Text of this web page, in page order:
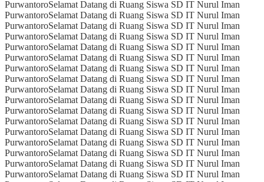
PurwantoroSelamat Datang di Ruang Siswa SD IT Nurul Iman
PurwantoroSelamat Datang di Ruang Siswa SD IT Nurul Iman
PurwantoroSelamat Datang di Ruang Siswa SD IT Nurul Iman
PurwantoroSelamat Datang di Ruang Siswa SD IT Nurul Iman
PurwantoroSelamat Datang di Ruang Siswa SD IT Nurul Iman
PurwantoroSelamat Datang di Ruang Siswa SD IT Nurul Iman
PurwantoroSelamat Datang di Ruang Siswa SD IT Nurul Iman
PurwantoroSelamat Datang di Ruang Siswa SD IT Nurul Iman
PurwantoroSelamat Datang di Ruang Siswa SD IT Nurul Iman
PurwantoroSelamat Datang di Ruang Siswa SD IT Nurul Iman
PurwantoroSelamat Datang di Ruang Siswa SD IT Nurul Iman
PurwantoroSelamat Datang di Ruang Siswa SD IT Nurul Iman
PurwantoroSelamat Datang di Ruang Siswa SD IT Nurul Iman
PurwantoroSelamat Datang di Ruang Siswa SD IT Nurul Iman
PurwantoroSelamat Datang di Ruang Siswa SD IT Nurul Iman
PurwantoroSelamat Datang di Ruang Siswa SD IT Nurul Iman
PurwantoroSelamat Datang di Ruang Siswa SD IT Nurul Iman